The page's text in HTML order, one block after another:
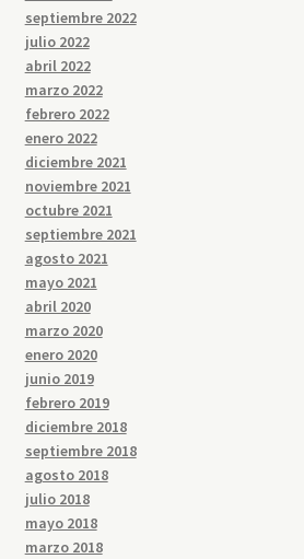
septiembre 2022
julio 2022
abril 2022
marzo 2022
febrero 2022
enero 2022
diciembre 2021
noviembre 2021
octubre 2021
septiembre 2021
agosto 2021
mayo 2021
abril 2020
marzo 2020
enero 2020
junio 2019
febrero 2019
diciembre 2018
septiembre 2018
agosto 2018
julio 2018
mayo 2018
marzo 2018